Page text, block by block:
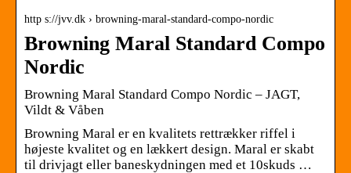
http s://jvv.dk › browning-maral-standard-compo-nordic
Browning Maral Standard Compo
Nordic
Browning Maral Standard Compo Nordic – JAGT,
Vildt & Våben
Browning Maral er en kvalitets rettrækker riffel i
højeste kvalitet og en lækkert design. Maral er skabt
til drivjagt eller baneskydningen med et 10skuds …